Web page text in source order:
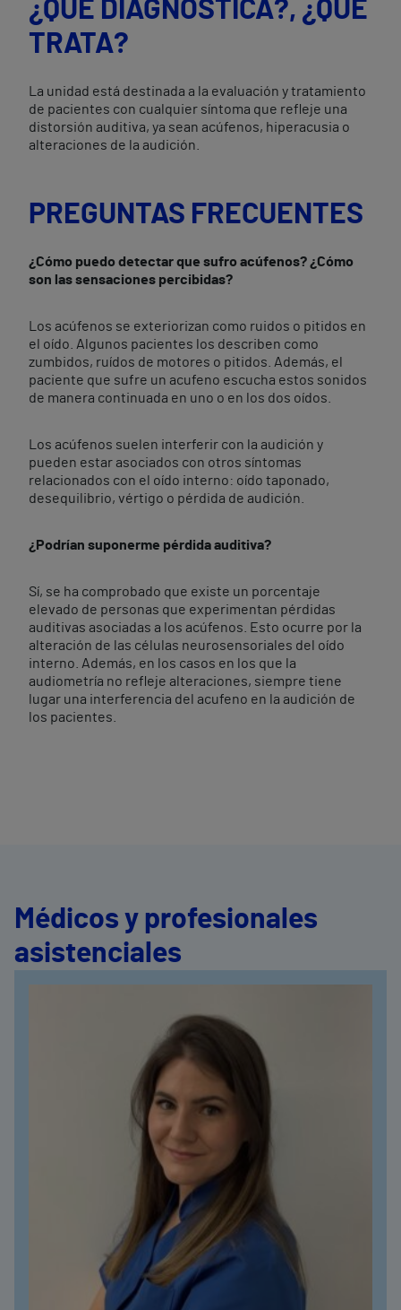
¿QUÉ DIAGNOSTICA?, ¿QUÉ
TRATA?
La unidad está destinada a la evaluación y tratamiento
de pacientes con cualquier síntoma que refleje una
distorsión auditiva, ya sean acúfenos, hiperacusia o
alteraciones de la audición.
PREGUNTAS FRECUENTES
¿Cómo puedo detectar que sufro acúfenos? ¿Cómo
son las sensaciones percibidas?
Los acúfenos se exteriorizan como ruidos o pitidos en
el oído. Algunos pacientes los describen como
zumbidos, ruídos de motores o pitidos. Además, el
paciente que sufre un acufeno escucha estos sonidos
de manera continuada en uno o en los dos oídos.
Los acúfenos suelen interferir con la audición y
pueden estar asociados con otros síntomas
relacionados con el oído interno: oído taponado,
desequilibrio, vértigo o pérdida de audición.
¿Podrían suponerme pérdida auditiva?
Sí, se ha comprobado que existe un porcentaje
elevado de personas que experimentan pérdidas
auditivas asociadas a los acúfenos. Esto ocurre por la
alteración de las células neurosensoriales del oído
interno. Además, en los casos en los que la
audiometría no refleje alteraciones, siempre tiene
lugar una interferencia del acufeno en la audición de
los pacientes.
Médicos y profesionales
asistenciales